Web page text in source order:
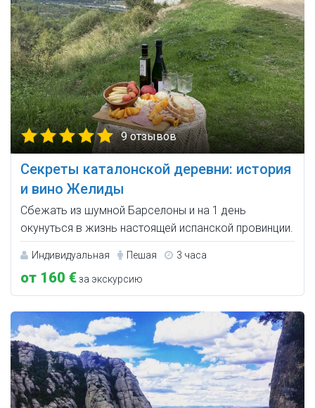
9 отзывов
Секреты каталонской деревни: история
и вино Желиды
Сбежать из шумной Барселоны и на 1 день
окунуться в жизнь настоящей испанской провинции.
Индивидуальная Пешая 3 часа
от 160 €за экскурсию